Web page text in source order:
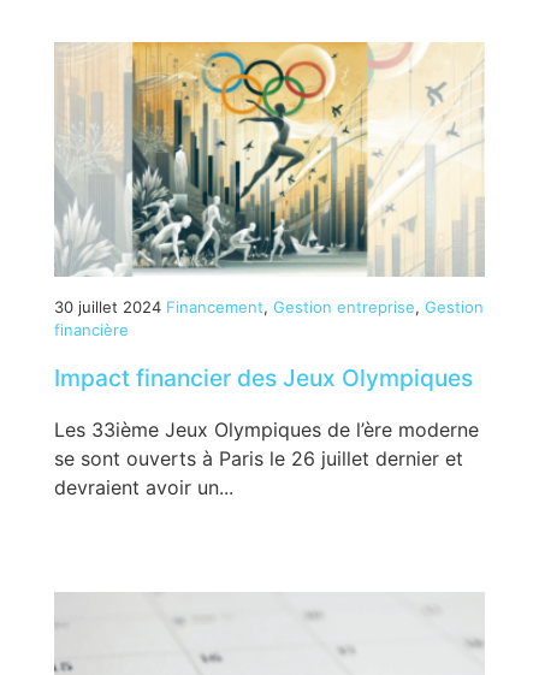
30 juillet 2024 Financement, Gestion entreprise, Gestion
financière
Impact financier des Jeux Olympiques
Les 33ième Jeux Olympiques de l’ère moderne
se sont ouverts à Paris le 26 juillet dernier et
devraient avoir un...